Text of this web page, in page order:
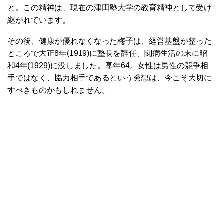
と。この精神は、現在の津田塾大学の教育精神として受け
継がれています。
その後、健康が優れなくなった梅子は、経営基盤が整った
ところで大正8年(1919)に塾長を辞任、闘病生活の末に昭
和4年(1929)に没しました。享年64。女性は男性の競争相
手ではなく、協力相手であるという発想は、今こそ大切に
すべきものかもしれません。